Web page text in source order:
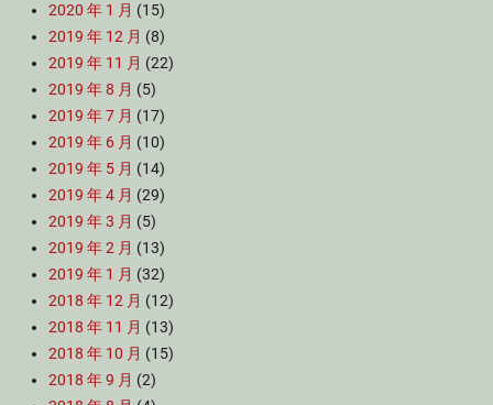
2020 年 1 月 (15)
2019 年 12 月 (8)
2019 年 11 月 (22)
2019 年 8 月 (5)
2019 年 7 月 (17)
2019 年 6 月 (10)
2019 年 5 月 (14)
2019 年 4 月 (29)
2019 年 3 月 (5)
2019 年 2 月 (13)
2019 年 1 月 (32)
2018 年 12 月 (12)
2018 年 11 月 (13)
2018 年 10 月 (15)
2018 年 9 月 (2)